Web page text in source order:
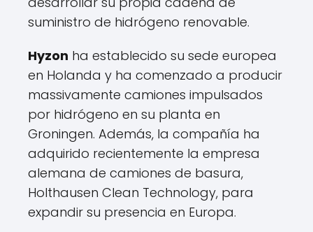
suministro de hidrógeno renovable.
Hyzon ha establecido su sede europea
en Holanda y ha comenzado a producir
massivamente camiones impulsados
por hidrógeno en su planta en
Groningen. Además, la compañía ha
adquirido recientemente la empresa
alemana de camiones de basura,
Holthausen Clean Technology, para
expandir su presencia en Europa.